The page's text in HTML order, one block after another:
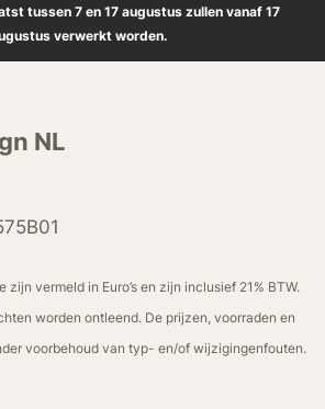
tussen 7 en 17 augustus zullen vanaf 17
verwerkt worden.
NL
vermeld in Euro’s en zijn inclusief 21% BTW.
worden ontleend. De prijzen, voorraden en
voorbehoud van typ- en/of wijzigingenfouten.